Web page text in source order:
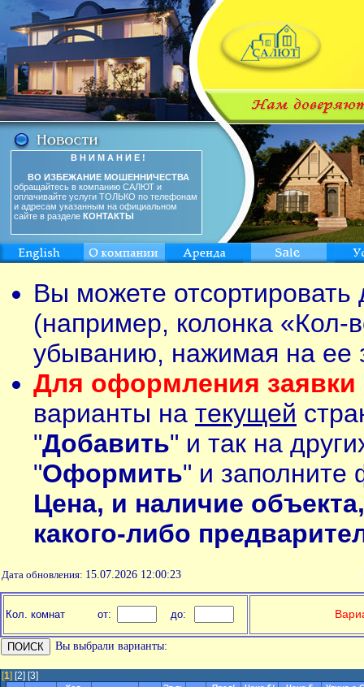
В Н И М А Н И Е !
ВО ИЗБЕЖАНИЕ МОШЕННИЧЕСТВА
обращайтесь в компанию САЛЮТ и
оплачивайте услуги ТОЛЬКО по телефонам
и адресам указанным на официальном
сайте в разделе КОНТАКТЫ
Вы можете
(например, колонка «Кол-
убыванию, нажимая на ее
Для оформления заявки
варианты на текущей
"Добавить" и так на
"Оформить" и заполните
Цена, и наличие
какого-либо
Дата обновления: 15.07.2026 12:00:23
Кол. комнат от: до:
Вы выбрали варианты:
[1] [2] [3]